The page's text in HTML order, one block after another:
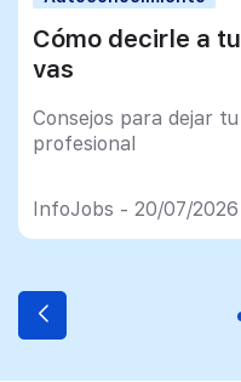
Cómo decirle a
vas
Consejos para dejar
profesional
InfoJobs - 20/07/2026